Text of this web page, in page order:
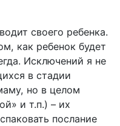
своего ребенка.
как ребенок будет
Исключений я не
в стадии
но в целом
и т.п.) – их
послание